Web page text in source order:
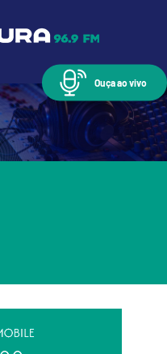
Ouça ao vivo